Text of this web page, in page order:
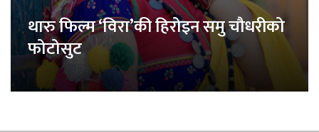
थारु फिल्म ‘विरा’की हिरोइन समु चौधरीको
फोटोसुट